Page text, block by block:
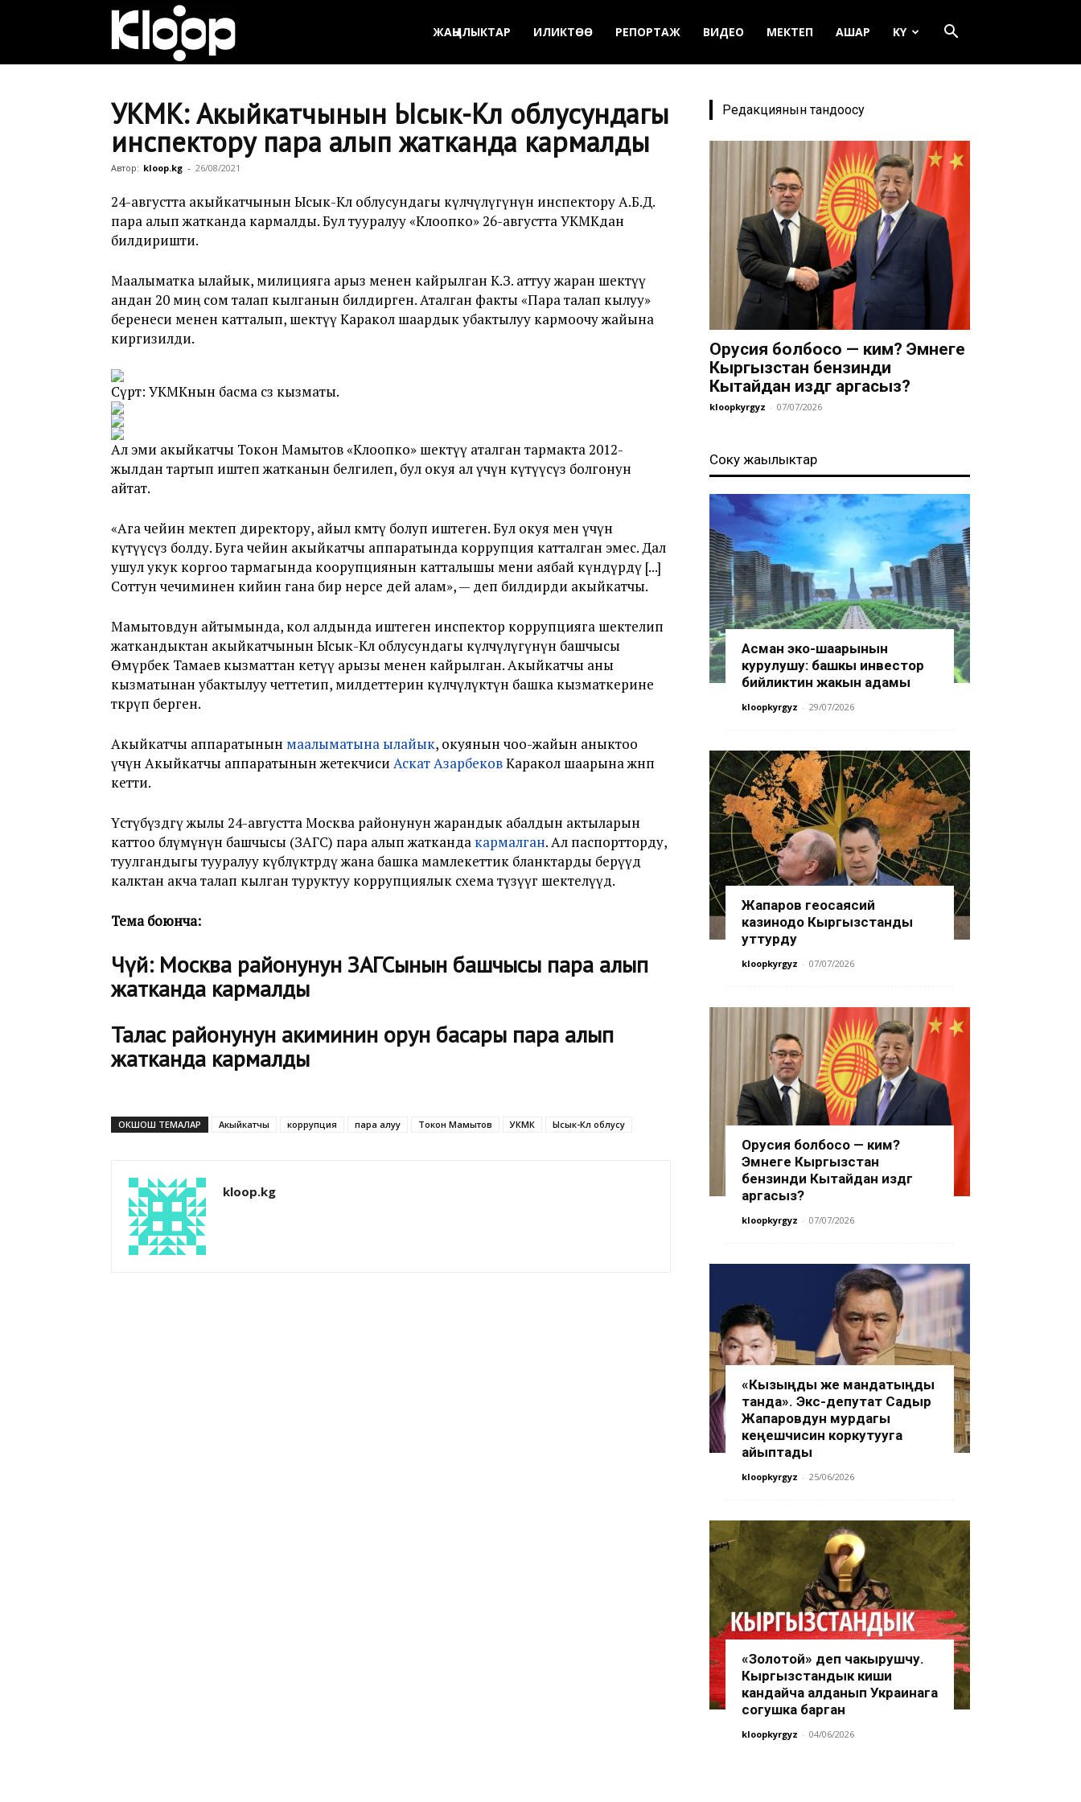
Кыргызстан
жаңылыктары
ЖАҢЫЛЫКТАР ИЛИКТӨӨ РЕПОРТАЖ ВИДЕО МЕКТЕП АШАР KY
УКМК: Акыйкатчынын Ысык-Көл облусундагы
инспектору пара алып жатканда кармалды
Автор: kloop.kg - 26/08/2021
24-августта акыйкатчынын Ысык-Көл облусундагы өкүлчүлүгүнүн инспектору А.Б.Д.
пара алып жатканда кармалды. Бул тууралуу «Клоопко» 26-августта УКМКдан
билдиришти.
Маалыматка ылайык, милицияга арыз менен кайрылган К.З. аттуу жаран шектүү
андан 20 миң сом талап кылганын билдирген. Аталган факты «Пара талап кылуу»
беренеси менен катталып, шектүү Каракол шаардык убактылуу кармоочу жайына
киргизилди.
Сүрөт: УКМКнын басма сөз кызматы.
Ал эми акыйкатчы Токон Мамытов «Клоопко» шектүү аталган тармакта 2012-
жылдан тартып иштеп жатканын белгилеп, бул окуя ал үчүн күтүүсүз болгонун
айтат.
«Ага чейин мектеп директору, айыл өкмөтү болуп иштеген. Бул окуя мен үчүн
күтүүсүз болду. Буга чейин акыйкатчы аппаратында коррупция катталган эмес. Дал
ушул укук коргоо тармагында коорупциянын катталышы мени аябай өкүндүрдү [...]
Соттун чечиминен кийин гана бир нерсе дей алам», — деп билдирди акыйкатчы.
Мамытовдун айтымында, кол алдында иштеген инспектор коррупцияга шектелип
жаткандыктан акыйкатчынын Ысык-Көл облусундагы өкүлчүлүгүнүн башчысы
Өмүрбек Тамаев кызматтан кетүү арызы менен кайрылган. Акыйкатчы аны
кызматынан убактылуу четтетип, милдеттерин өкүлчүлүктүн башка кызматкерине
өткөрүп берген.
Акыйкатчы аппаратынын маалыматына ылайык, окуянын чоо-жайын аныктоо
үчүн Акыйкатчы аппаратынын жетекчиси Аскат АзарбековКаракол шаарына жөнөп
кетти.
Үстүбүздөгү жылы 24-августта Москва районунун жарандык абалдын актыларын
каттоо бөлүмүнүн башчысы (ЗАГС) пара алып жатканда кармалган. Ал паспортторду,
туулгандыгы тууралуу күбөлүктөрдү жана башка мамлекеттик бланктарды берүүдө
калктан акча талап кылган туруктуу коррупциялык схема түзүүгө шектелүүдө.
Тема боюнча:
Чүй: Москва районунун ЗАГСынын башчысы пара алып
жатканда кармалды
Талас районунун акиминин орун басары пара алып
жатканда кармалды
ОКШОШ ТЕМАЛАР Акыйкатчы коррупция пара алуу Токон Мамытов УКМК Ысык-Көл облусу
kloop.kg
Редакциянын тандоосу
Орусия болбосо — ким? Эмнеге
Кыргызстан бензинди
Кытайдан издөөгө аргасыз?
kloopkyrgyz - 07/07/2026
Соңку жаңылыктар
Асман эко-шаарынын
курулушу: башкы инвестор
бийликтин жакын адамы
kloopkyrgyz - 29/07/2026
Жапаров геосаясий
казинодо Кыргызстанды
уттурду
kloopkyrgyz - 07/07/2026
Орусия болбосо — ким?
Эмнеге Кыргызстан
бензинди Кытайдан издөөгө
аргасыз?
kloopkyrgyz - 07/07/2026
«Кызыңды же мандатыңды
танда». Экс-депутат Садыр
Жапаровдун мурдагы
кеңешчисин коркутууга
айыптады
kloopkyrgyz - 25/06/2026
«Золотой» деп чакырушчу.
Кыргызстандык киши
кандайча алданып Украинага
согушка барган
kloopkyrgyz - 04/06/2026